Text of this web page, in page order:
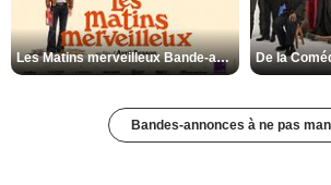
Les Matins merveilleux Bande-annonce VF
Bandes-annonces à ne pas